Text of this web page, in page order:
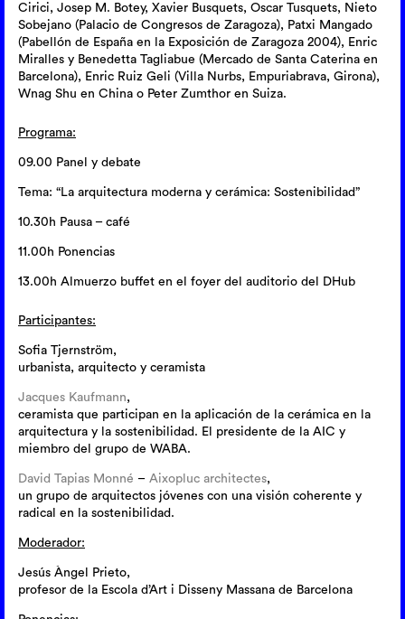
Cirici, Josep M. Botey, Xavier Busquets, Oscar Tusquets, Nieto
Sobejano (Palacio de Congresos de Zaragoza), Patxi Mangado
(Pabellón de España en la Exposición de Zaragoza 2004), Enric
Miralles y Benedetta Tagliabue (Mercado de Santa Caterina en
Barcelona), Enric Ruiz Geli (Villa Nurbs, Empuriabrava, Girona),
Wnag Shu en China o Peter Zumthor en Suiza.
Programa:
09.00 Panel y debate
Tema: “La arquitectura moderna y cerámica: Sostenibilidad”
10.30h Pausa – café
11.00h Ponencias
13.00h Almuerzo buffet en el foyer del auditorio del DHub
Participantes:
Sofia Tjernström,
urbanista, arquitecto y ceramista
Jacques Kaufmann,
ceramista que participan en la aplicación de la cerámica en la
arquitectura y la sostenibilidad. El presidente de la AIC y
miembro del grupo de WABA.
David Tapias Monné – Aixopluc architectes,
un grupo de arquitectos jóvenes con una visión coherente y
radical en la sostenibilidad.
Moderador:
Jesús Àngel Prieto,
profesor de la Escola d’Art i Disseny Massana de Barcelona